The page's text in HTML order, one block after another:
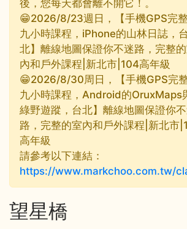
後，您每天都會離不開它！。
😁2026/8/23週日，【手機GPS完
九小時課程，iPhone的山林日誌，台
北】離線地圖保證你不迷路，完整
內和戶外課程|新北市|104高年級
😁2026/8/30周日，【手機GPS完
九小時課程，Android的OruxMaps
綠野遊蹤，台北】離線地圖保證你
路，完整的室內和戶外課程|新北市
高年級
請參考以下連結：
https://www.markchoo.com.tw/
望星橋